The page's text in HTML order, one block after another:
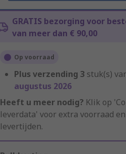
GRATIS bezorging voor
van meer dan € 90,00
Op voorraad
Plus verzending 3 stuk(s)
augustus 2026
Heeft u meer nodig? Klik op
leverdata' voor extra voorraad en
levertijden.